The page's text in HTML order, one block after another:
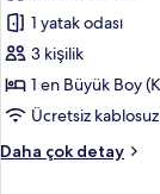
tüm
fotoğrafları
görün
1 yatak odası
3 kişilik
1 en Büyük Boy
Ücretsiz
Daha çok detay
Executive